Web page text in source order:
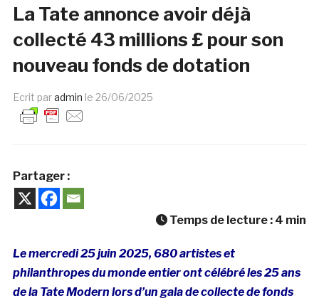
La Tate annonce avoir déjà
collecté 43 millions £ pour son
nouveau fonds de dotation
Ecrit paradmin le 26/06/2025
Partager :
Temps de lecture : 4 min
Le mercredi 25 juin 2025, 680 artistes et
philanthropes du monde entier ont célébré les 25 ans
de la Tate Modern lors d’un gala de collecte de fonds